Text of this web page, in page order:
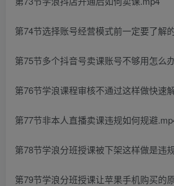
第74节选择账号经营模式前一定要了解
第75节多个抖音号卖课账号不够用怎么
第76节学浪课程审核不通过这样做快速
第77节非本人直播卖课违规如何规避
第78节学浪分班授课被下架这样做是违
第79节学浪分班授课让苹果手机购买的